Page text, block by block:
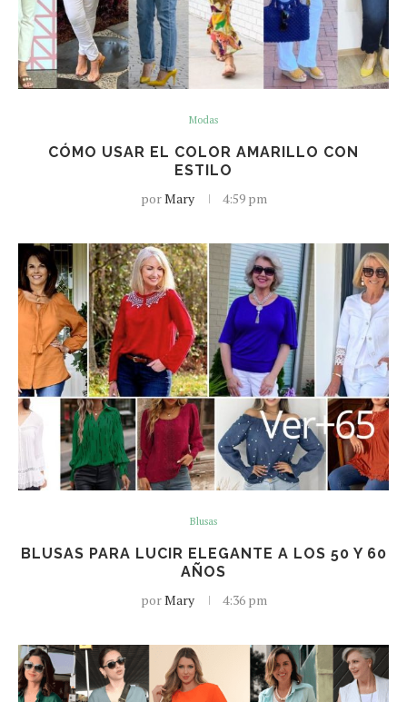
Modas
CÓMO USAR EL COLOR AMARILLO CON
ESTILO
porMary 4:59 pm
Blusas
BLUSAS PARA LUCIR ELEGANTE A LOS 50 Y 60
AÑOS
porMary 4:36 pm